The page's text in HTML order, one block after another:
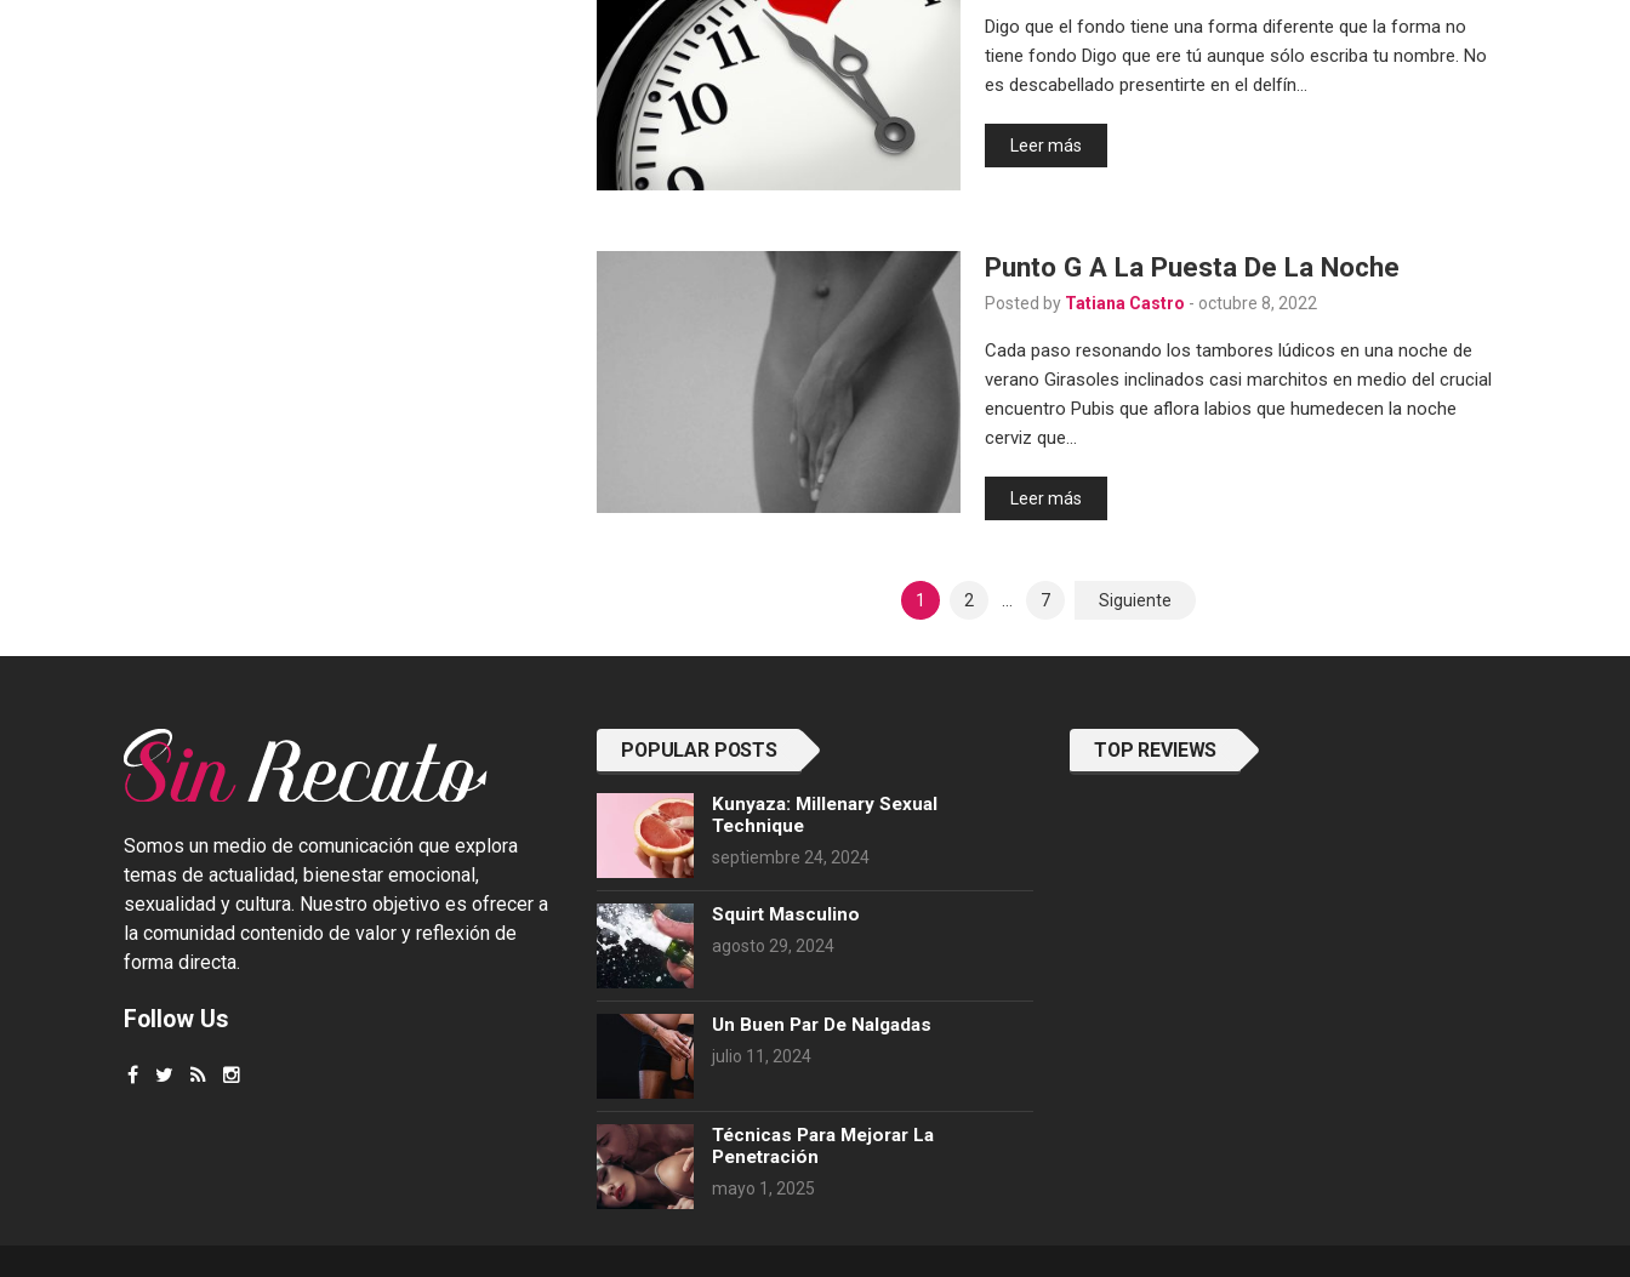
Digo que el fondo tiene una forma diferente que la forma no
tiene fondo Digo que ere tú aunque sólo escriba tu nombre. No
es descabellado presentirte en el delfín…
Leer más
Punto G A La Puesta De La Noche
Posted by Tatiana Castro - octubre 8, 2022
Cada paso resonando los tambores lúdicos en una noche de
verano Girasoles inclinados casi marchitos en medio del crucial
encuentro Pubis que aflora labios que humedecen la noche
cerviz que…
Leer más
1 2 7 Siguiente
Somos un medio de comunicación que explora
temas de actualidad, bienestar emocional,
sexualidad y cultura. Nuestro objetivo es ofrecer a
la comunidad contenido de valor y reflexión de
forma directa.
Follow Us
POPULAR POSTS
Kunyaza: Millenary Sexual
Technique
septiembre 24, 2024
Squirt Masculino
agosto 29, 2024
Un Buen Par De Nalgadas
julio 11, 2024
Técnicas Para Mejorar La
Penetración
mayo 1, 2025
TOP REVIEWS